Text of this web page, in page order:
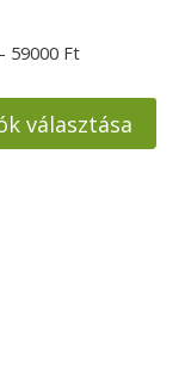
59000 FtÁrtartomány:
-
59000 Ft
választása